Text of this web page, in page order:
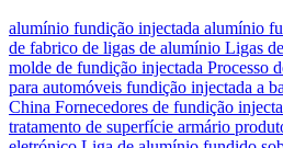
alumínio fundição injectada alumínio
de fabrico de ligas de alumínio Ligas
molde de fundição injectada Processo
para automóveis fundição injectada a
China Fornecedores de fundição
tratamento de superfície armário